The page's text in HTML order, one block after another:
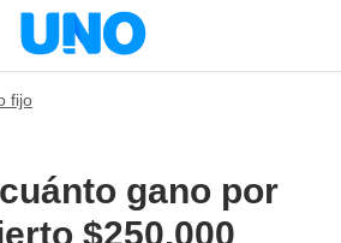
fijo
gano por
$250.000